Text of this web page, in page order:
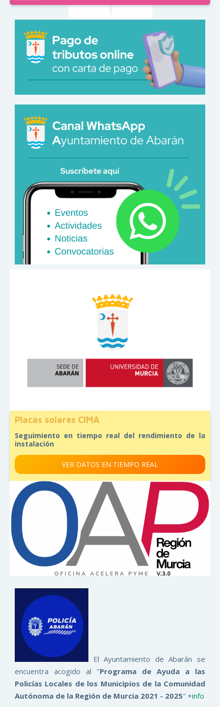
Placas solares CIMA
Seguimiento en tiempo real del rendimiento de la
instalación
VER DATOS EN TIEMPO REAL
El Ayuntamiento de Abarán se
encuentra acogido al "Programa de Ayuda a las
Policías Locales de los Municipios de la Comunidad
Autónoma de la Región de Murcia 2021 - 2025" +info